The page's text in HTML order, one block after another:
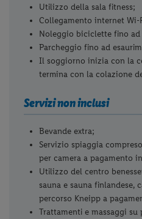
Utilizzo della sala fitness;
Collegamento internet
Noleggio biciclette fino ad
Parcheggio fino ad
Il soggiorno inizia con la
termina con la colazione
Servizi non inclusi
Bevande extra;
Servizio spiaggia
per camera a pagamento
Utilizzo del centro
sauna e sauna finlandese,
percorso Kneipp a
Trattamenti e massaggi su